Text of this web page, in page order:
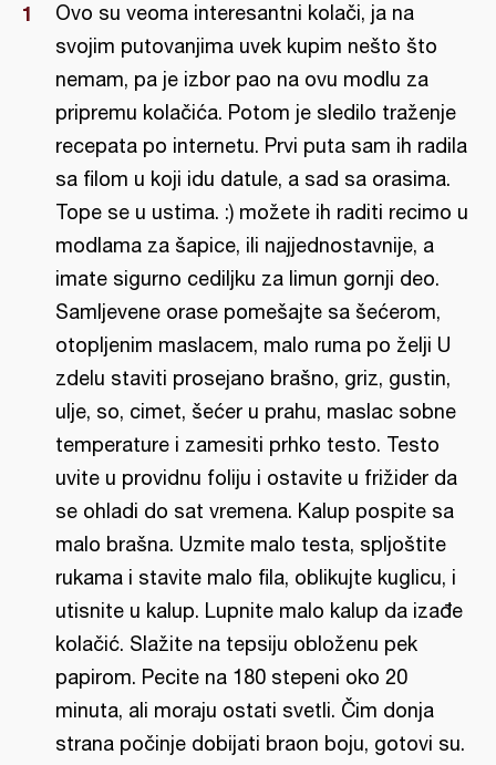
Ovo su veoma interesantni kolači, ja na
svojim putovanjima uvek kupim nešto što
nemam, pa je izbor pao na ovu modlu za
pripremu kolačića. Potom je sledilo traženje
recepata po internetu. Prvi puta sam ih radila
sa filom u koji idu datule, a sad sa orasima.
Tope se u ustima. :) možete ih raditi recimo u
modlama za šapice, ili najjednostavnije, a
imate sigurno cediljku za limun gornji deo.
Samljevene orase pomešajte sa šećerom,
otopljenim maslacem, malo ruma po želji U
zdelu staviti prosejano brašno, griz, gustin,
ulje, so, cimet, šećer u prahu, maslac sobne
temperature i zamesiti prhko testo. Testo
uvite u providnu foliju i ostavite u frižider da
se ohladi do sat vremena. Kalup pospite sa
malo brašna. Uzmite malo testa, spljoštite
rukama i stavite malo fila, oblikujte kuglicu, i
utisnite u kalup. Lupnite malo kalup da izađe
kolačić. Slažite na tepsiju obloženu pek
papirom. Pecite na 180 stepeni oko 20
minuta, ali moraju ostati svetli. Čim donja
strana počinje dobijati braon boju, gotovi su.